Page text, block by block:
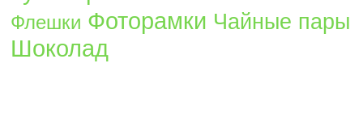
Флешки Фоторамки Чайные пары
Шоколад